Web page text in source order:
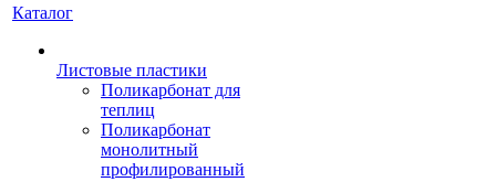
Каталог
Листовые пластики
Поликарбонат для
теплиц
Поликарбонат
монолитный
профилированный